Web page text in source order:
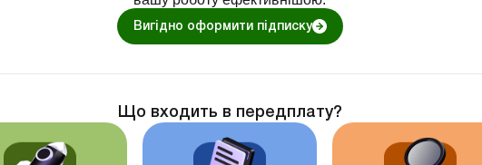
Вигідно оформити підписку
Що входить в передплату?